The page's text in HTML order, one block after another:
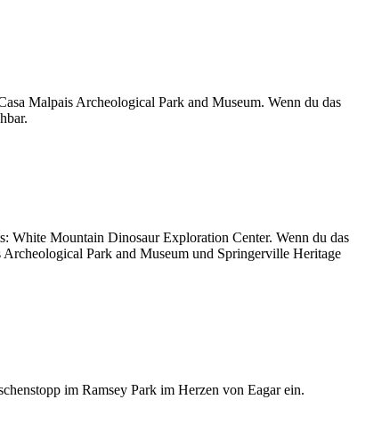
Malpais Archeological Park and Museum. Wenn du das
White Mountain Dinosaur Exploration Center. Wenn du das
Park and Museum und Springerville Heritage
im Ramsey Park im Herzen von Eagar ein.